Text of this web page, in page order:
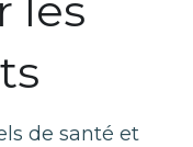
de santé et